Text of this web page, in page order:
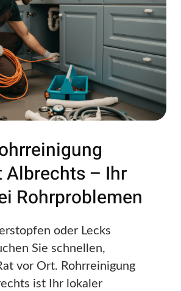
Albrechts – Ihr
Rohrproblemen
oder Lecks
Sie schnellen,
vor Ort. Rohrreinigung
ist Ihr lokaler